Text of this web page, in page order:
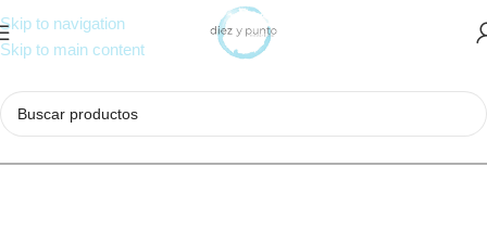
Skip to navigation
Skip to main content